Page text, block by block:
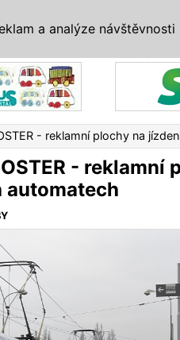
- reklamní plochy na
- reklamní
automatech
a analýze